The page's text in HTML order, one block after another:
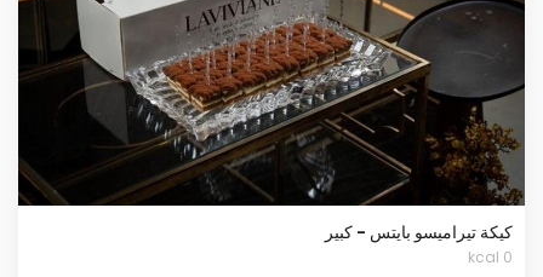
كيكة تيراميسو بايتس - كبير
0 kcal